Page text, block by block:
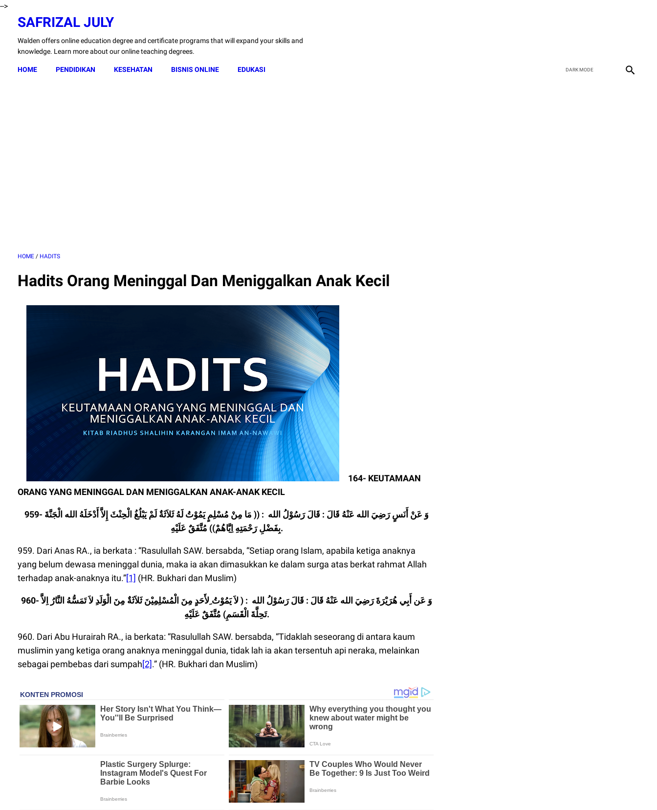
-->
SAFRIZAL JULY
Walden offers online education degree and certificate programs that will expand your skills and
knowledge. Learn more about our online teaching degrees.
HOME PENDIDIKAN KESEHATAN BISNIS ONLINE EDUKASI
HOME / HADITS
Hadits Orang Meninggal Dan Meniggalkan Anak Kecil
164- KEUTAMAAN
ORANG YANG MENINGGAL DAN MENIGGALKAN ANAK-ANAK KECIL
959- وَ عَنْ أَنَسٍ رَضِيَ الله عَنْهُ قَالَ : قَالَ رَسُوْلُ الله : (( مَا مِنْ مُسْلِمٍ يَمُوْتُ لَهُ ثَلاَثَةٌ لَمْ يَبْلُغُ الْحِنْثَ إِلاَّ أَدْخَلَهُ الله الْجَنَّةَ
بِفَضْلِ رَحْمَتِهِ اِيَّاهُمْ)) مُتَّفَقٌ عَلَيْهِ.
959. Dari Anas RA., ia berkata : “Rasulullah SAW. bersabda, “Setiap orang Islam, apabila ketiga anaknya
yang belum dewasa meninggal dunia, maka ia akan dimasukkan ke dalam surga atas berkat rahmat Allah
terhadap anak-anaknya itu.”[1] (HR. Bukhari dan Muslim)
960- وَ عَن أَبِي هُرَيْرَةَ رَضِيَ الله عَنْهُ قَالَ : قَالَ رَسُوْلُ الله : ( لاَ يَمُوْتُ ِلأَحَدٍ مِنَ الْمُسْلِمِيْنَ ثَلاَثَةٌ مِنَ الْوَلَدِ لاَ تَمَسُّهُ النَّارُ اِلاَّ
تَحِلَّةَ الْقَسَمِ) مُتَّفَقٌ عَلَيْهِ.
960. Dari Abu Hurairah RA., ia berkata: “Rasulullah SAW. bersabda, “Tidaklah seseorang di antara kaum
muslimin yang ketiga orang anaknya meninggal dunia, tidak lah ia akan tersentuh api neraka, melainkan
sebagai pembebas dari sumpah[2].” (HR. Bukhari dan Muslim)